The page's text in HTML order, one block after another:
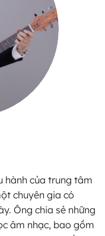
hành của trung tâm
chuyên gia có
Ông chia sẻ những
âm nhạc, bao gồm